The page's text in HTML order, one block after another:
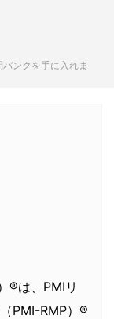
ンクを手に入れま
®は、PMIリ
PMI-RMP）®